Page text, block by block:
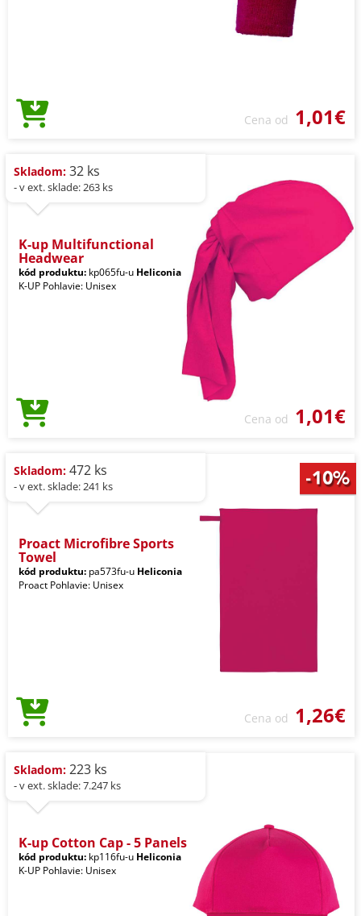
Cena od 1,01€
Skladom: 32 ks
- v ext. sklade: 263 ks
K-up Multifunctional
Headwear
kód produktu: kp065fu-u Heliconia
K-UP Pohlavie: Unisex
Cena od 1,01€
Skladom: 472 ks
- v ext. sklade: 241 ks
Proact Microfibre Sports
Towel
kód produktu: pa573fu-u Heliconia
Proact Pohlavie: Unisex
Cena od 1,26€
Skladom: 223 ks
- v ext. sklade: 7.247 ks
K-up Cotton Cap - 5 Panels
kód produktu: kp116fu-u Heliconia
K-UP Pohlavie: Unisex